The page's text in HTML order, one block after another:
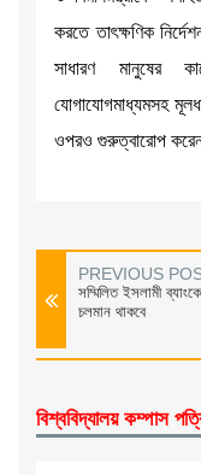
করতে তাৎক্ষণিক
সাধারণ মানুষের
যোগাযোগমাধ্যমসহ
ওপরও গুরুত্বারোপ
PREVIOUS
সম্মিলিত ইসলামী
চলমান থাকবে
বিশ্ববিদ্যালয় কম্পাস